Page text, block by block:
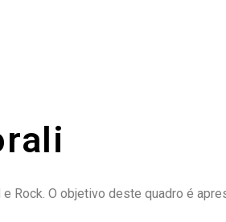
Rock. O objetivo deste quadro é